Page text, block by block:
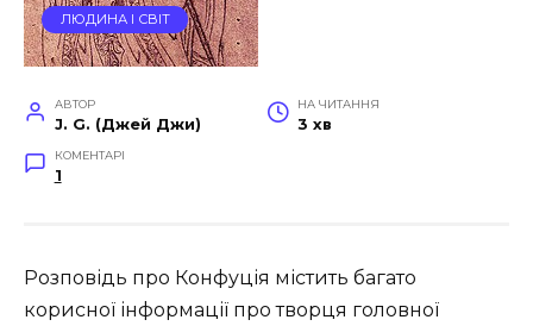
ЛЮДИНА І СВІТ
АВТОР
J. G. (Джей Джи)
НА ЧИТАННЯ
3 хв
КОМЕНТАРІ
1
Розповідь про Конфуція містить багато
корисної інформації про творця головної